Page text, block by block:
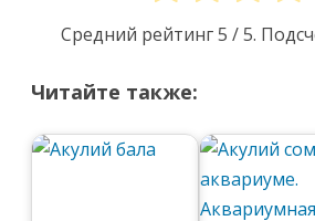
Средний рейтинг5 / 5.
Читайте также: